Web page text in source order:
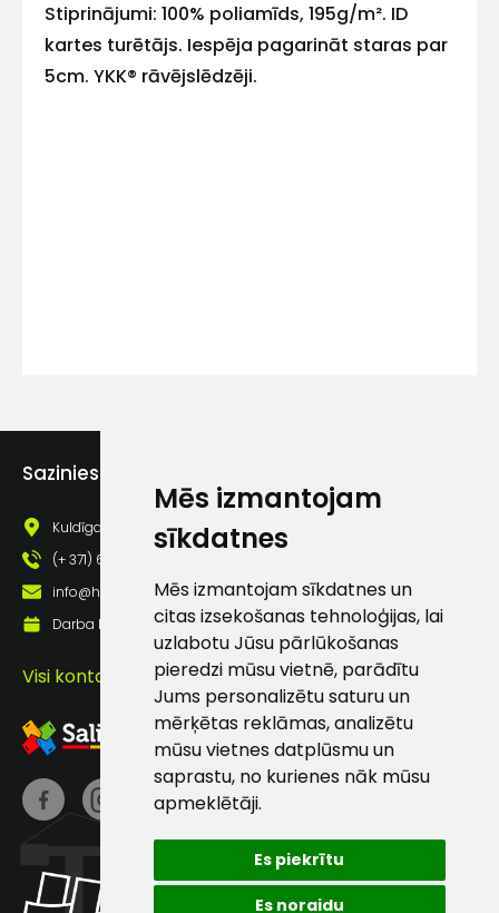
Mēs izmantojam
sīkdatnes
Mēs izmantojam sīkdatnes un
citas izsekošanas tehnoloģijas, lai
uzlabotu Jūsu pārlūkošanas
pieredzi mūsu vietnē, parādītu
Jums personalizētu saturu un
mērķētas reklāmas, analizētu
mūsu vietnes datplūsmu un
saprastu, no kurienes nāk mūsu
apmeklētāji.
Es piekrītu
Es noraidu
Stiprinājumi: 100% poliamīds, 195g/m². ID
kartes turētājs. Iespēja pagarināt staras par
5cm. YKK® rāvējslēdzēji.
Sazinies ar mums
Kuldīgas iela 69a, Saldus, Saldus nov., LV - 3801
(+ 371) 63 881 186
info@hards.lv
Darba laiks: Darbadienās: 8:00 - 17:00
Visi kontakti
Kontakttālrunis
Sūtīt ziņojumu
Klientu
atbalsts
Darbdienās:
8:00 – 17:00
info@hards.lv